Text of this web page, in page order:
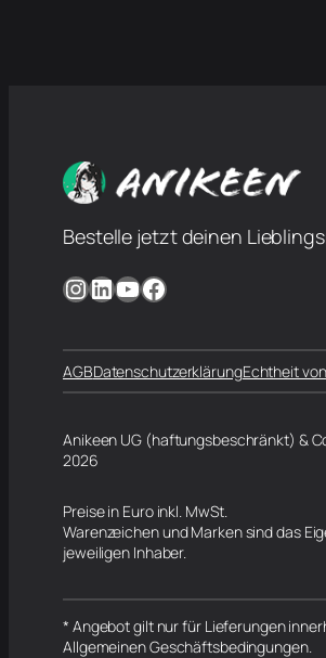
Bestelle jetzt deinen
InstagramLinkedIn YouTube Facebook
AGBDatenschutzerklärungEchtheit
Anikeen UG (haftungsbeschränkt) &
2026
Preise in Euro inkl. MwSt.
Warenzeichen und Marken sind das
jeweiligen Inhaber.
* Angebot gilt nur für Lieferungen
Allgemeinen Geschäftsbedingungen.